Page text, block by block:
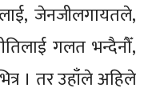
जेनजीलगायतले,
गलत भन्दैनौँ,
। तर उहाँले अहिले